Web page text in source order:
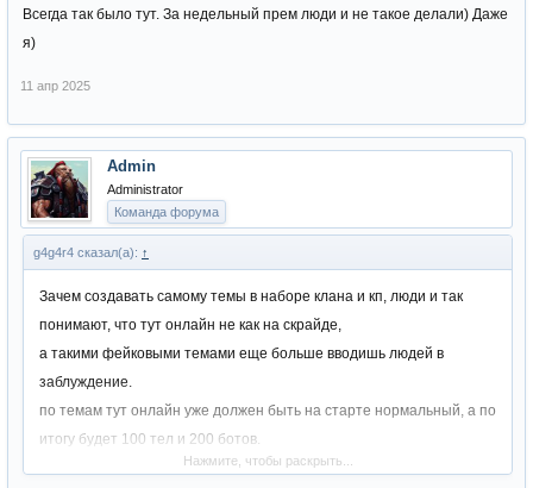
Всегда так было тут. За недельный прем люди и не такое делали) Даже
я)
11 апр 2025
Admin
Administrator
Команда форума
g4g4r4 сказал(а): ↑
Зачем создавать самому темы в наборе клана и кп, люди и так
понимают, что тут онлайн не как на скрайде,
а такими фейковыми темами еще больше вводишь людей в
заблуждение.
по темам тут онлайн уже должен быть на старте нормальный, а по
итогу будет 100 тел и 200 ботов.
Мы все понимаем, что привлечь людей не так и просто, но
Нажмите, чтобы раскрыть...